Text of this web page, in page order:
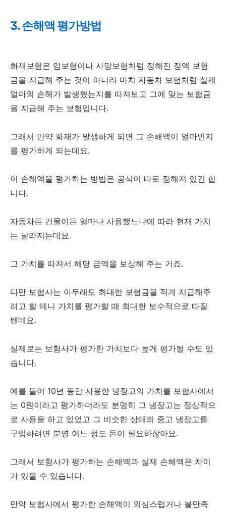
3. 손해액 평가방법
화재보험은 암보험이나 사망보험처럼 정해진 정액 보험
금을 지급해 주는 것이 아니라 마치 자동차 보험처럼 실제
얼마의 손해가 발생했는지를 따져보고 그에 맞는 보험금
을 지급해 주는 보험입니다.
그래서 만약 화재가 발생하게 되면 그 손해액이 얼마인지
를 평가하게 되는데요.
이 손해액을 평가하는 방법은 공식이 따로 정해져 있긴 합
니다.
자동차든 건물이든 얼마나 사용했느냐에 따라 현재 가치
는 달라지는데요.
그 가치를 따져서 해당 금액을 보상해 주는 거죠.
다만 보험사는 아무래도 최대한 보험금을 적게 지급해주
려고 할 테니 가치를 평가할 때 최대한 보수적으로 따질
텐데요.
실제로는 보험사가 평가한 가치보다 높게 평가될 수도 있
습니다.
예를 들어 10년 동안 사용한 냉장고의 가치를 보험사에서
는 0원이라고 평가하더라도 분명히 그 냉장고는 정상적으
로 사용을 하고 있었고 그 비슷한 상태의 중고 냉장고를
구입하려면 분명 어느 정도 돈이 필요하잖아요.
그래서 보험사가 평가하는 손해액과 실제 손해액은 차이
가 있을 수 있습니다.
만약 보험사에서 평가한 손해액이 의심스럽거나 불만족